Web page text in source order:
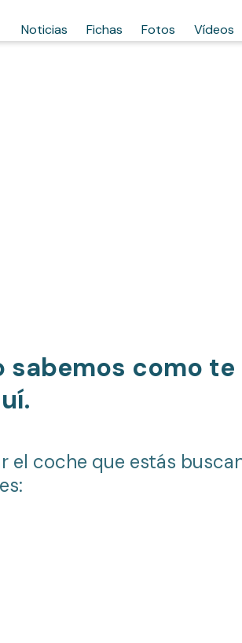
Noticias Fichas Fotos Vídeos
sabemos como te
el coche que estás